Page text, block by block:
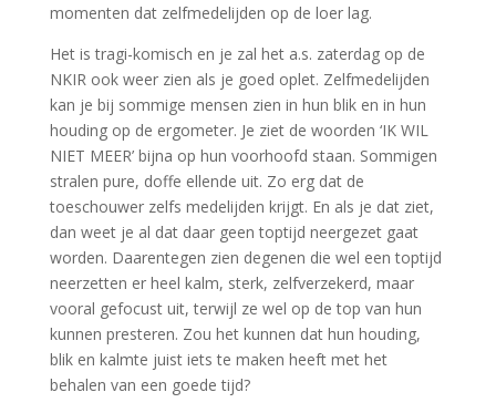
momenten dat zelfmedelijden op de loer lag.
Het is tragi-komisch en je zal het a.s. zaterdag op de
NKIR ook weer zien als je goed oplet. Zelfmedelijden
kan je bij sommige mensen zien in hun blik en in hun
houding op de ergometer. Je ziet de woorden ‘IK WIL
NIET MEER’ bijna op hun voorhoofd staan. Sommigen
stralen pure, doffe ellende uit. Zo erg dat de
toeschouwer zelfs medelijden krijgt. En als je dat ziet,
dan weet je al dat daar geen toptijd neergezet gaat
worden. Daarentegen zien degenen die wel een toptijd
neerzetten er heel kalm, sterk, zelfverzekerd, maar
vooral gefocust uit, terwijl ze wel op de top van hun
kunnen presteren. Zou het kunnen dat hun houding,
blik en kalmte juist iets te maken heeft met het
behalen van een goede tijd?